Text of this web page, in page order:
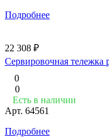
Подробнее
22 308 ₽
Сервировочная тележка
0
0
Есть в наличии
Арт. 64561
Подробнее